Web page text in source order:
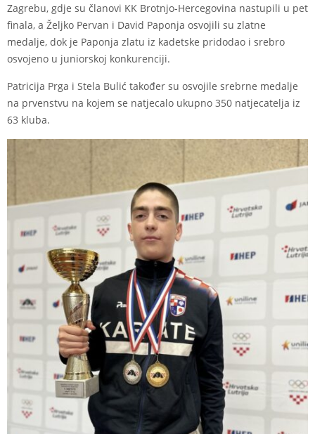
Zagrebu, gdje su članovi KK Brotnjo-Hercegovina nastupili u pet
finala, a Željko Pervan i David Paponja osvojili su zlatne
medalje, dok je Paponja zlatu iz kadetske pridodao i srebro
osvojeno u juniorskoj konkurenciji.
Patricija Prga i Stela Bulić također su osvojile srebrne medalje
na prvenstvu na kojem se natjecalo ukupno 350 natjecatelja iz
63 kluba.